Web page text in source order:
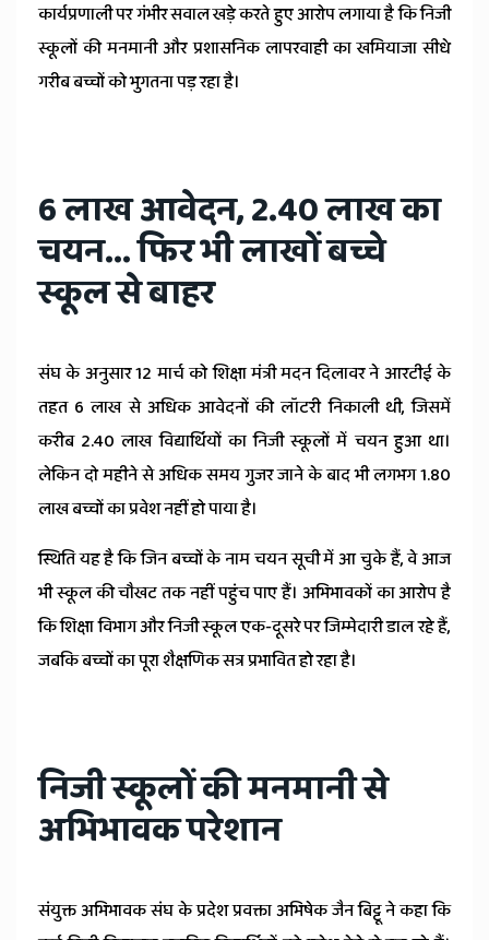
कार्यप्रणाली पर गंभीर सवाल खड़े करते हुए आरोप लगाया है कि निजी
स्कूलों की मनमानी और प्रशासनिक लापरवाही का खमियाजा सीधे
गरीब बच्चों को भुगतना पड़ रहा है।
6 लाख आवेदन, 2.40 लाख का
चयन... फिर भी लाखों बच्चे
स्कूल से बाहर
संघ के अनुसार 12 मार्च को शिक्षा मंत्री मदन दिलावर ने आरटीई के
तहत 6 लाख से अधिक आवेदनों की लॉटरी निकाली थी, जिसमें
करीब 2.40 लाख विद्यार्थियों का निजी स्कूलों में चयन हुआ था।
लेकिन दो महीने से अधिक समय गुजर जाने के बाद भी लगभग 1.80
लाख बच्चों का प्रवेश नहीं हो पाया है।
स्थिति यह है कि जिन बच्चों के नाम चयन सूची में आ चुके हैं, वे आज
भी स्कूल की चौखट तक नहीं पहुंच पाए हैं। अभिभावकों का आरोप है
कि शिक्षा विभाग और निजी स्कूल एक-दूसरे पर जिम्मेदारी डाल रहे हैं,
जबकि बच्चों का पूरा शैक्षणिक सत्र प्रभावित हो रहा है।
निजी स्कूलों की मनमानी से
अभिभावक परेशान
संयुक्त अभिभावक संघ के प्रदेश प्रवक्ता अभिषेक जैन बिट्टू ने कहा कि